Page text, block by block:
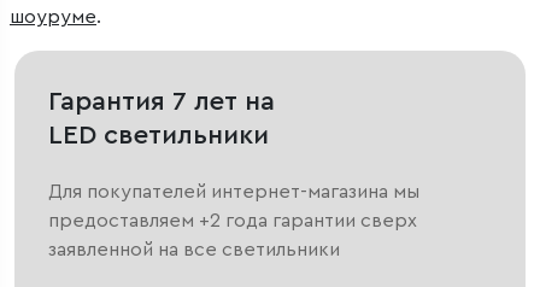
шоуруме.
Гарантия 7 лет на
LED светильники
Для покупателей интернет-магазина мы
предоставляем +2 года гарантии сверх
заявленной на все светильники